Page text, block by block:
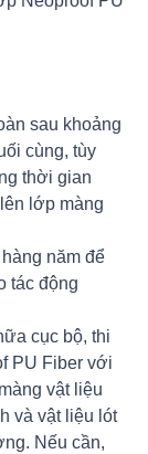
sau khoảng
cùng, tùy
thời gian
lớp màng
năm để
tác động
cục bộ, thi
PU Fiber với
vật liệu
và vật liệu lót
Nếu cần,